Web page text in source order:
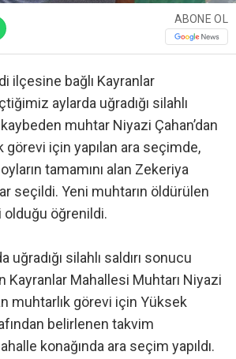
ABONE OL
ilçesine bağlı Kayranlar
aylarda uğradığı silahlı
kaybeden muhtar Niyazi Çahan’dan
görevi için yapılan ara seçimde,
tamamını alan Zekeriya
seçildi. Yeni muhtarın öldürülen
olduğu öğrenildi.
silahlı saldırı sonucu
Kayranlar Mahallesi Muhtarı Niyazi
muhtarlık görevi için Yüksek
belirlenen takvim
konağında ara seçim yapıldı.